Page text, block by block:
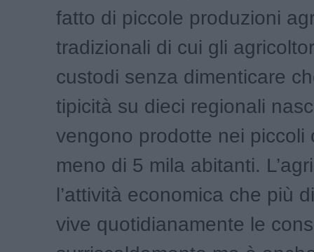
fatto di piccole produzioni
tradizionali di cui gli
custodi senza dimenticare
tipicità su dieci regionali
vengono prodotte nei piccoli
meno di 5 mila abitanti.
l’attività economica che più
vive quotidianamente le